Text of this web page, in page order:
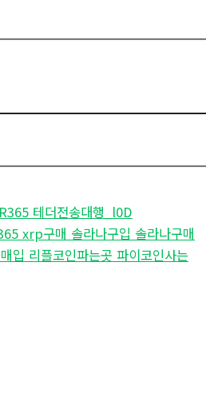
테더전송대행_l0D
xrp구매 솔라나구입 솔라나구매
입 리플코인파는곳 파이코인사는